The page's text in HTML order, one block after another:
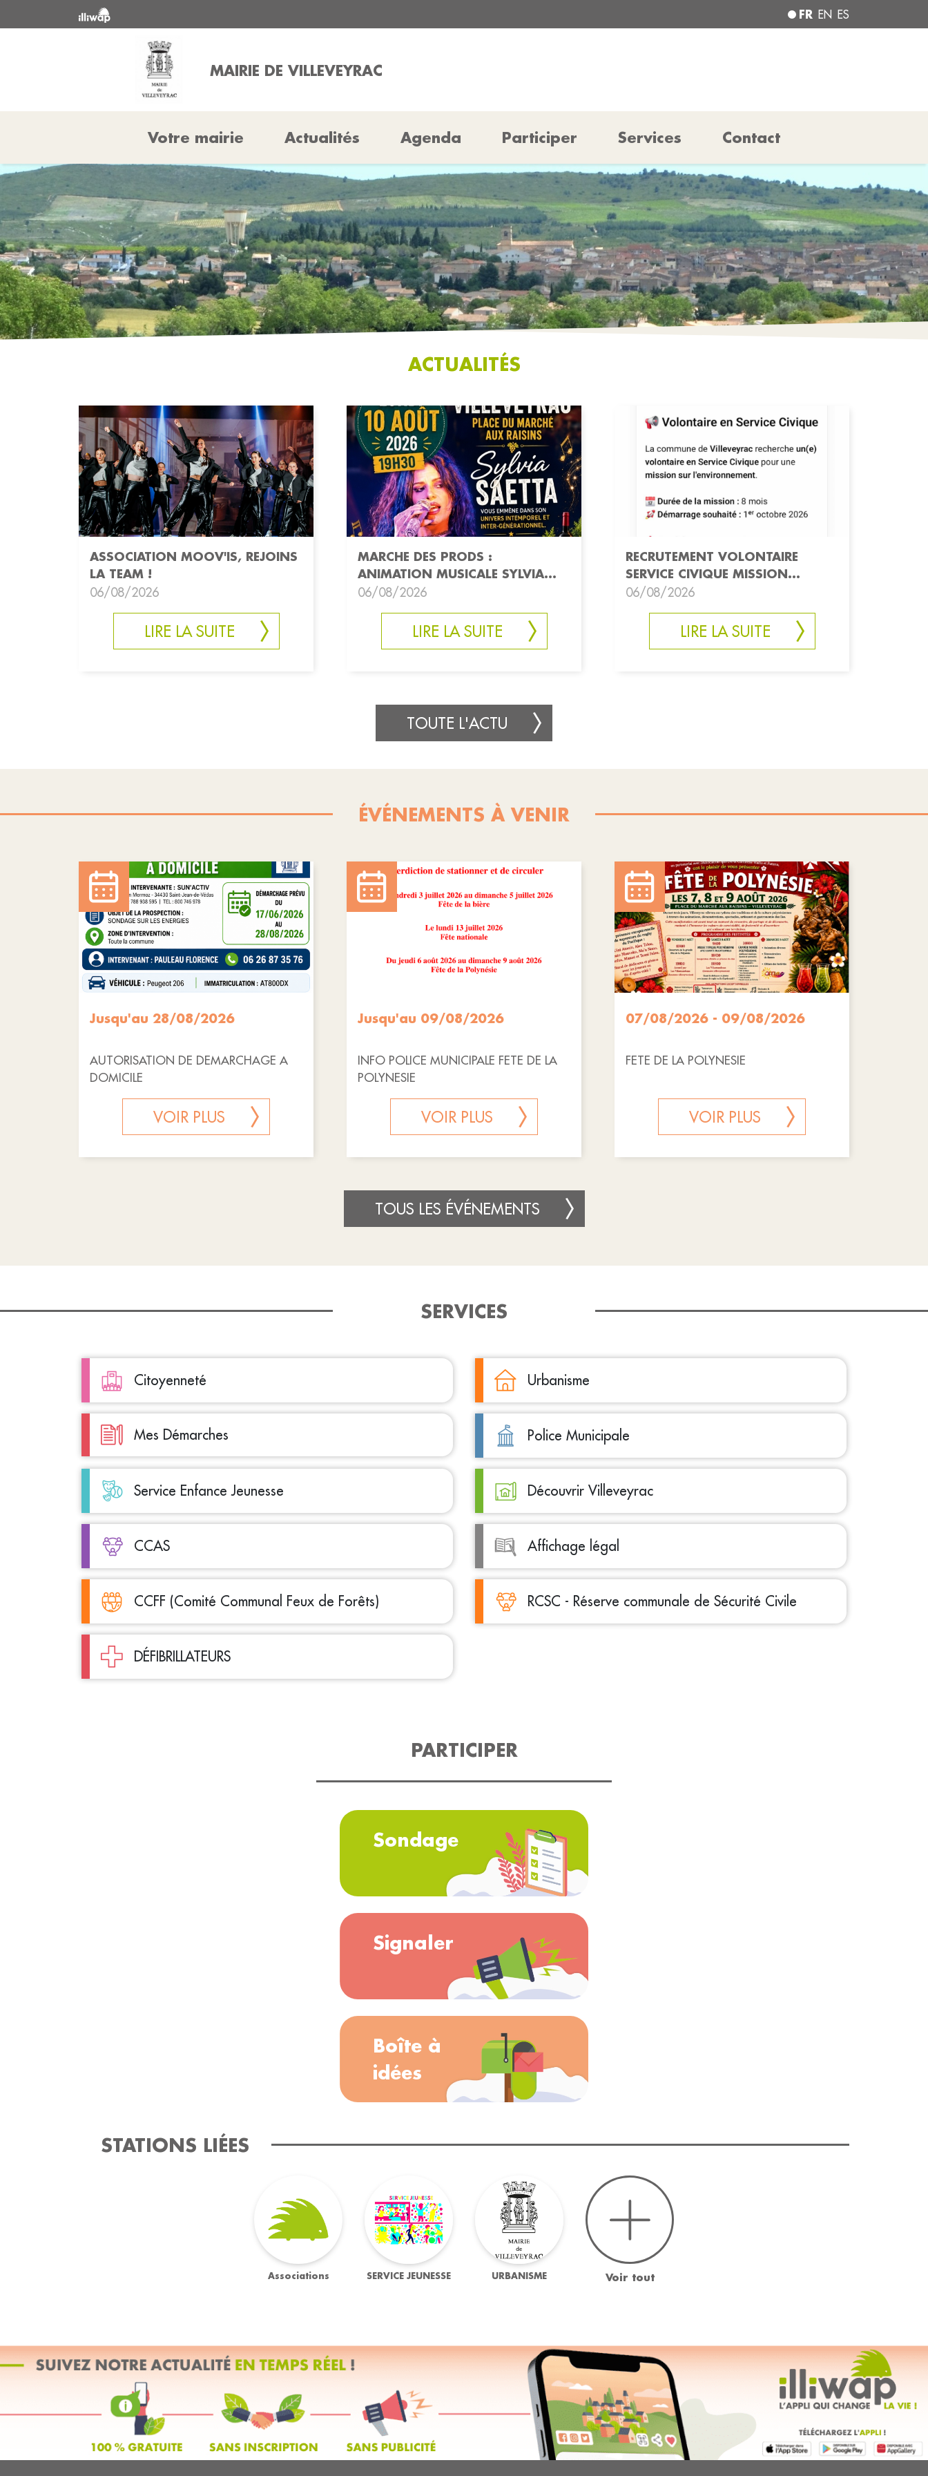
FR EN ES
MAIRIE DE VILLEVEYRAC
Votre mairie Actualités Agenda Participer Services Contact
ACTUALITÉS
ASSOCIATION MOOV'IS, REJOINS
LA TEAM !
06/08/2026
LIRE LA SUITE
MARCHE DES PRODS :
ANIMATION MUSICALE SYLVIA
SAETTA 10/08
06/08/2026
LIRE LA SUITE
RECRUTEMENT VOLONTAIRE
SERVICE CIVIQUE MISSION
ENVIRONNEMENT
06/08/2026
LIRE LA SUITE
TOUTE L'ACTU
ÉVÉNEMENTS À VENIR
Jusqu'au 28/08/2026
AUTORISATION DE DEMARCHAGE A
DOMICILE
VOIR PLUS
Jusqu'au 09/08/2026
INFO POLICE MUNICIPALE FETE DE LA
POLYNESIE
VOIR PLUS
07/08/2026 - 09/08/2026
FETE DE LA POLYNESIE
VOIR PLUS
TOUS LES ÉVÉNEMENTS
SERVICES
Citoyenneté Urbanisme
Mes Démarches Police Municipale
Service Enfance Jeunesse Découvrir Villeveyrac
CCAS Affichage légal
CCFF (Comité Communal Feux de Forêts) RCSC - Réserve communale de Sécurité Civile
DÉFIBRILLATEURS
PARTICIPER
Sondage
Signaler
Boîte à
idées
STATIONS LIÉES
Associations SERVICE JEUNESSE URBANISME Voir tout